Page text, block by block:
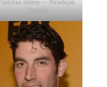
Sabrina Jalees — Penelope
(voice)